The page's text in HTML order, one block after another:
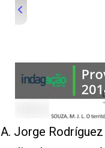
A. Jorge